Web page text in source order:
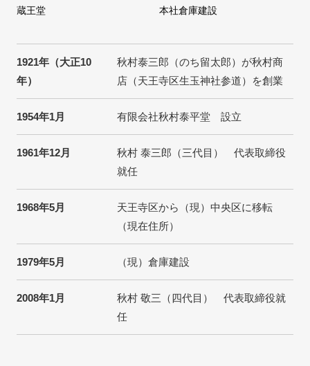
蔵王堂 本社倉庫建設
1921年（大正10
年）
秋村泰三郎（のち留太郎）が秋村商
店（天王寺区生玉神社参道）を創業
1954年1月 有限会社秋村泰平堂 設立
1961年12月
秋村 泰三郎（三代目） 代表取締役
就任
1968年5月
天王寺区から（現）中央区に移転
（現在住所）
1979年5月 （現）倉庫建設
2008年1月
秋村 敬三（四代目） 代表取締役就
任